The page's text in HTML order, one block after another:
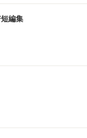
編集